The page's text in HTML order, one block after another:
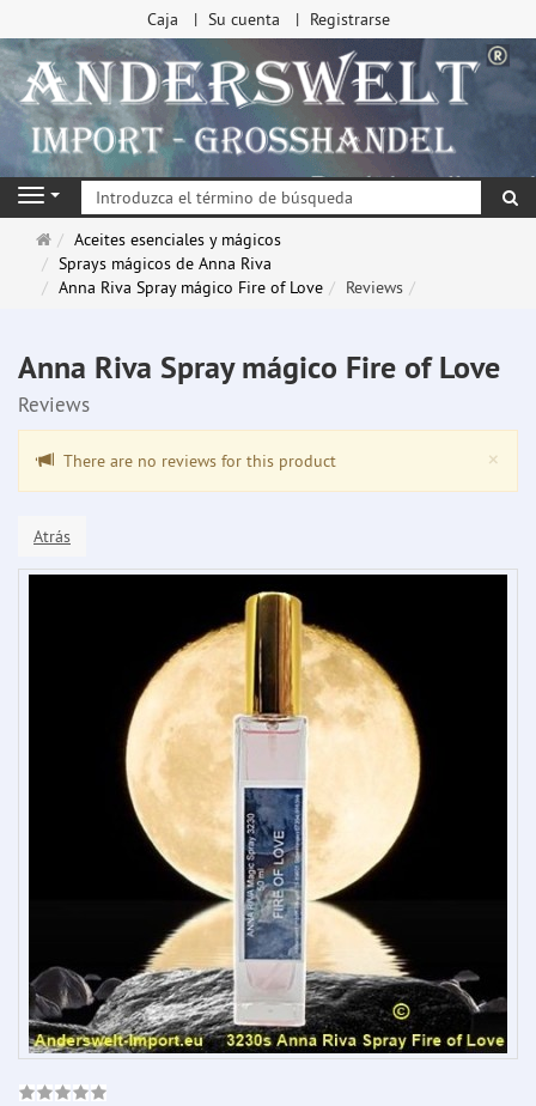
Caja Su cuenta Registrarse
Navigation
Página
de
inicio
Aceites esenciales y mágicos
Sprays mágicos de Anna Riva
Anna Riva Spray mágico Fire of Love
Reviews
Anna Riva Spray mágico Fire of Love
Reviews
×
There are no reviews for this product
Atrás